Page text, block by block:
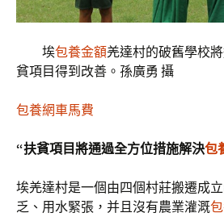
埃包養金額羌達村的破舊學校
貧項目得到改善。孫廣勇 攝
包養網車馬費
“扶貧項目將通過全方位措施解決包
埃羌達村是一個由四個村莊搬遷成
乏、用水緊張，并且沒有農業灌溉